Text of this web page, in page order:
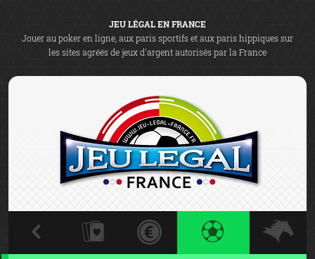
JEU LÉGAL EN FRANCE
Jouer au poker en ligne, aux paris sportifs et aux paris hippiques sur
les sites agréés de jeux d'argent autorisés par la France